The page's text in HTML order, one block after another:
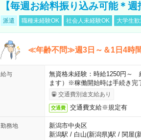
【毎週お給料振り込み可能＊
派遣 職種未経験OK 社会人未経験OK 大学生歓
≪年齢不問≫週3日～＆1日4時
給与
無資格未経験：時給1250円～
ます）※稼働開始時は手続き完
交通費別途支給あり
交通費 交通費支給※規定有
勤務地
新潟市中央区
新潟駅 / 白山(新潟県)駅 / 関屋(